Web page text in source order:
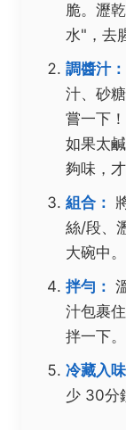
脆。瀝
水"，去
調醬汁：
汁、砂
嘗一下
如果太
夠味，
組合：
絲/段、
大碗中
拌勻：
汁包裹
拌一下。
冷藏入味
少 30分